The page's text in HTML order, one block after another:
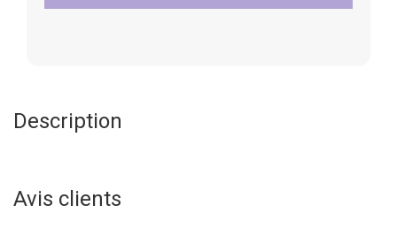
Description
Avis clients